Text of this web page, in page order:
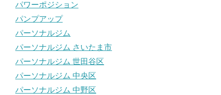
パワーポジション
パンプアップ
パーソナルジム
パーソナルジム さいたま市
パーソナルジム 世田谷区
パーソナルジム 中央区
パーソナルジム 中野区